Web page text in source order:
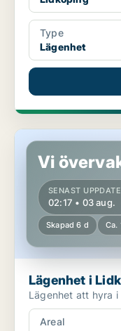
Type
Lägenhet
Lägenhet i Lidköping
Vi
SENAST
02:17 • 03 aug.
Skapad 6 d Ca.
Lägenhet i
Areal